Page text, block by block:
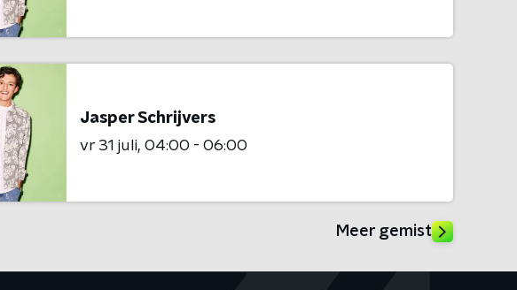
Jasper Schrijvers
vr 31 juli 04:00 - 06:00
Meer gemist